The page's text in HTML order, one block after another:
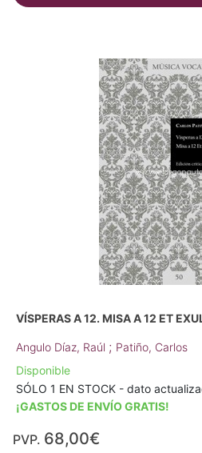
VÍSPERAS A 12. MISA A 12 ET
Angulo Díaz, Raúl ; Patiño, Carlos
Disponible
SÓLO 1 EN STOCK - dato
¡GASTOS DE ENVÍO GRATIS!
PVP. 68,00€